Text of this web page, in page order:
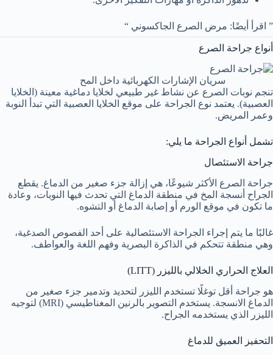
” اقرأ أيضًا: مرض الصرع الجاكسوني “
أنواع جراحة الصرع
سريان الإشارات الكهربائية داخل المح
تنجم نوبات الصرع عن نشاط غير طبيعي لخلايا دماغية معينة (الخلايا
العصبية). يعتمد نوع الجراحة على موقع الخلايا العصبية التي تبدأ النوبة
وعمر المريض.
تشمل أنواع الجراحة ما يلي:
جراحة الاستئصال
جراحة الصرع الأكثر شيوعًا، هي إزالة جزء صغير من الدماغ. يقطع
الجراح أنسجة المخ في منطقة الدماغ التي تحدث فيها النوبات، وعادة
ما تكون في موقع الورم أو إصابة الدماغ أو التشوه.
غالبًا ما يتم إجراء الجراحة الاستئصالية على أحد الفصوص الصدغية،
وهي منطقة تتحكم في الذاكرة البصرية وفهم اللغة والعواطف.
العلاج الحراري الخلالي بالليزر (LITT)
هو جراحة أقل توغلًا تستخدم الليزر لتحديد وتدمير جزء صغير من
الدماغ الانسجة. يستخدم التصوير بالرنين المغناطيسي (MRI) لتوجيه
الليزر الذي يستخدمه الجراح.
التحفيز العميق للدماغ